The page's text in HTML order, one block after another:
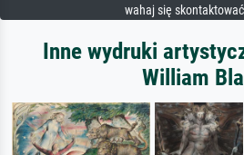
wahaj się
Inne wydruki
William